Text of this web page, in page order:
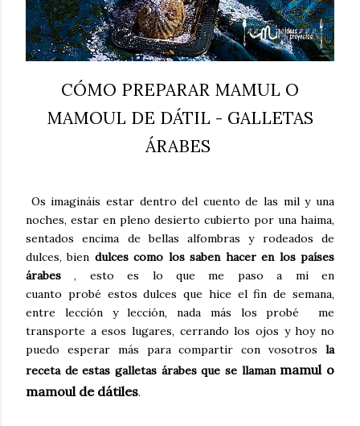
CÓMO PREPARAR MAMUL O
MAMOUL DE DÁTIL - GALLETAS
ÁRABES
Os imagináis estar dentro del cuento de las mil y una
noches, estar en pleno desierto cubierto por una haima,
sentados encima de bellas alfombras y rodeados de
dulces, bien dulces como los saben hacer en los países
árabes , esto es lo que me paso a mi en
cuanto probé estos dulces que hice el fin de semana,
entre lección y lección, nada más los probé me
transporte a esos lugares, cerrando los ojos y hoy no
puedo esperar más para compartir con vosotros la
receta de estas galletas árabes que se llaman mamul o
mamoul de dátiles.